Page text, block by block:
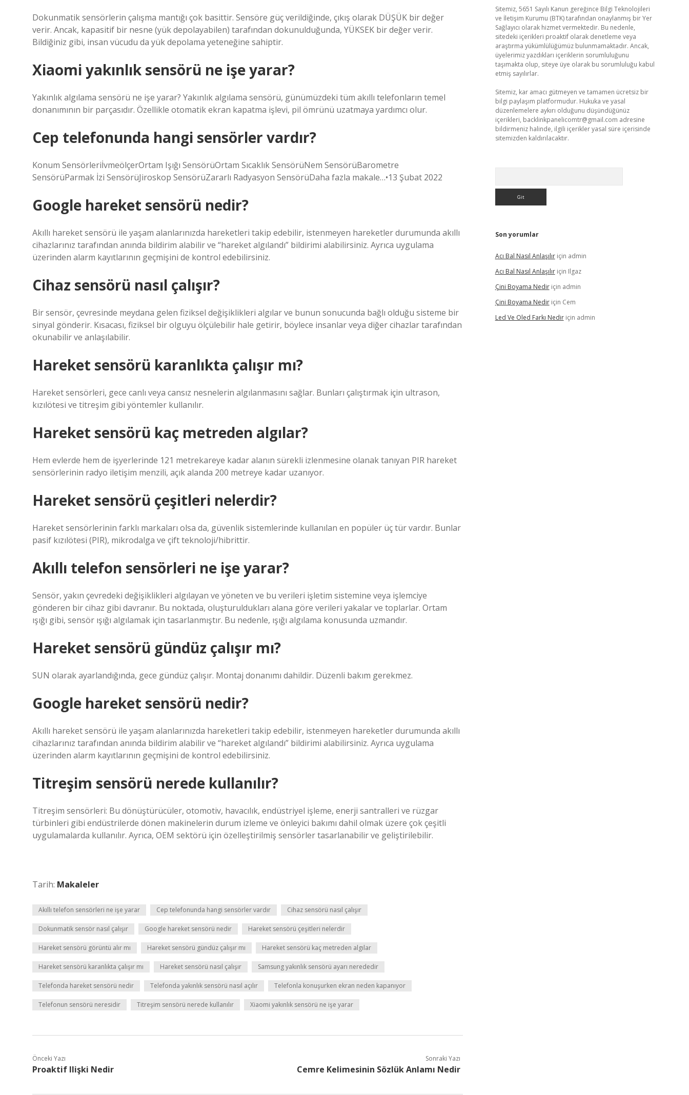
Dokunmatik sensörlerin çalışma mantığı çok basittir. Sensöre güç verildiğinde, çıkış olarak DÜŞÜK bir değer
verir. Ancak, kapasitif bir nesne (yük depolayabilen) tarafından dokunulduğunda, YÜKSEK bir değer verir.
Bildiğiniz gibi, insan vücudu da yük depolama yeteneğine sahiptir.
Xiaomi yakınlık sensörü ne işe yarar?
Yakınlık algılama sensörü ne işe yarar? Yakınlık algılama sensörü, günümüzdeki tüm akıllı telefonların temel
donanımının bir parçasıdır. Özellikle otomatik ekran kapatma işlevi, pil ömrünü uzatmaya yardımcı olur.
Cep telefonunda hangi sensörler vardır?
Konum SensörleriİvmeölçerOrtam Işığı SensörüOrtam Sıcaklık SensörüNem SensörüBarometre
SensörüParmak İzi SensörüJiroskop SensörüZararlı Radyasyon SensörüDaha fazla makale…•13 Şubat 2022
Google hareket sensörü nedir?
Akıllı hareket sensörü ile yaşam alanlarınızda hareketleri takip edebilir, istenmeyen hareketler durumunda akıllı
cihazlarınız tarafından anında bildirim alabilir ve “hareket algılandı” bildirimi alabilirsiniz. Ayrıca uygulama
üzerinden alarm kayıtlarının geçmişini de kontrol edebilirsiniz.
Cihaz sensörü nasıl çalışır?
Bir sensör, çevresinde meydana gelen fiziksel değişiklikleri algılar ve bunun sonucunda bağlı olduğu sisteme bir
sinyal gönderir. Kısacası, fiziksel bir olguyu ölçülebilir hale getirir, böylece insanlar veya diğer cihazlar tarafından
okunabilir ve anlaşılabilir.
Hareket sensörü karanlıkta çalışır mı?
Hareket sensörleri, gece canlı veya cansız nesnelerin algılanmasını sağlar. Bunları çalıştırmak için ultrason,
kızılötesi ve titreşim gibi yöntemler kullanılır.
Hareket sensörü kaç metreden algılar?
Hem evlerde hem de işyerlerinde 121 metrekareye kadar alanın sürekli izlenmesine olanak tanıyan PIR hareket
sensörlerinin radyo iletişim menzili, açık alanda 200 metreye kadar uzanıyor.
Hareket sensörü çeşitleri nelerdir?
Hareket sensörlerinin farklı markaları olsa da, güvenlik sistemlerinde kullanılan en popüler üç tür vardır. Bunlar
pasif kızılötesi (PIR), mikrodalga ve çift teknoloji/hibrittir.
Akıllı telefon sensörleri ne işe yarar?
Sensör, yakın çevredeki değişiklikleri algılayan ve yöneten ve bu verileri işletim sistemine veya işlemciye
gönderen bir cihaz gibi davranır. Bu noktada, oluşturuldukları alana göre verileri yakalar ve toplarlar. Ortam
ışığı gibi, sensör ışığı algılamak için tasarlanmıştır. Bu nedenle, ışığı algılama konusunda uzmandır.
Hareket sensörü gündüz çalışır mı?
SUN olarak ayarlandığında, gece gündüz çalışır. Montaj donanımı dahildir. Düzenli bakım gerekmez.
Google hareket sensörü nedir?
Akıllı hareket sensörü ile yaşam alanlarınızda hareketleri takip edebilir, istenmeyen hareketler durumunda akıllı
cihazlarınız tarafından anında bildirim alabilir ve “hareket algılandı” bildirimi alabilirsiniz. Ayrıca uygulama
üzerinden alarm kayıtlarının geçmişini de kontrol edebilirsiniz.
Titreşim sensörü nerede kullanılır?
Titreşim sensörleri: Bu dönüştürücüler, otomotiv, havacılık, endüstriyel işleme, enerji santralleri ve rüzgar
türbinleri gibi endüstrilerde dönen makinelerin durum izleme ve önleyici bakımı dahil olmak üzere çok çeşitli
uygulamalarda kullanılır. Ayrıca, OEM sektörü için özelleştirilmiş sensörler tasarlanabilir ve geliştirilebilir.
Tarih: Makaleler
Akıllı telefon sensörleri ne işe yarar Cep telefonunda hangi sensörler vardır Cihaz sensörü nasıl çalışır
Dokunmatik sensör nasıl çalışır Google hareket sensörü nedir Hareket sensörü çeşitleri nelerdir
Hareket sensörü görüntü alır mı Hareket sensörü gündüz çalışır mı Hareket sensörü kaç metreden algılar
Hareket sensörü karanlıkta çalışır mı Hareket sensörü nasıl çalışır Samsung yakınlık sensörü ayarı nerededir
Telefonda hareket sensörü nedir Telefonda yakınlık sensörü nasıl açılır Telefonla konuşurken ekran neden kapanıyor
Telefonun sensörü neresidir Titreşim sensörü nerede kullanılır Xiaomi yakınlık sensörü ne işe yarar
Önceki Yazı
Proaktif Ilişki Nedir
Sonraki Yazı
Cemre Kelimesinin Sözlük Anlamı Nedir
Sitemiz, 5651 Sayılı Kanun gereğince Bilgi Teknolojileri
ve İletişim Kurumu (BTK) tarafından onaylanmış bir Yer
Sağlayıcı olarak hizmet vermektedir. Bu nedenle,
sitedeki içerikleri proaktif olarak denetleme veya
araştırma yükümlülüğümüz bulunmamaktadır. Ancak,
üyelerimiz yazdıkları içeriklerin sorumluluğunu
taşımakta olup, siteye üye olarak bu sorumluluğu kabul
etmiş sayılırlar.
Sitemiz, kar amacı gütmeyen ve tamamen ücretsiz bir
bilgi paylaşım platformudur. Hukuka ve yasal
düzenlemelere aykırı olduğunu düşündüğünüz
içerikleri, backlinkpanelicomtr@gmail.com adresine
bildirmeniz halinde, ilgili içerikler yasal süre içerisinde
sitemizden kaldırılacaktır.
Son yorumlar
Acı Bal Nasıl Anlaşılıriçin admin
Acı Bal Nasıl Anlaşılıriçin Ilgaz
Çini Boyama Nediriçin admin
Çini Boyama Nediriçin Cem
Led Ve Oled Farkı Nediriçin admin